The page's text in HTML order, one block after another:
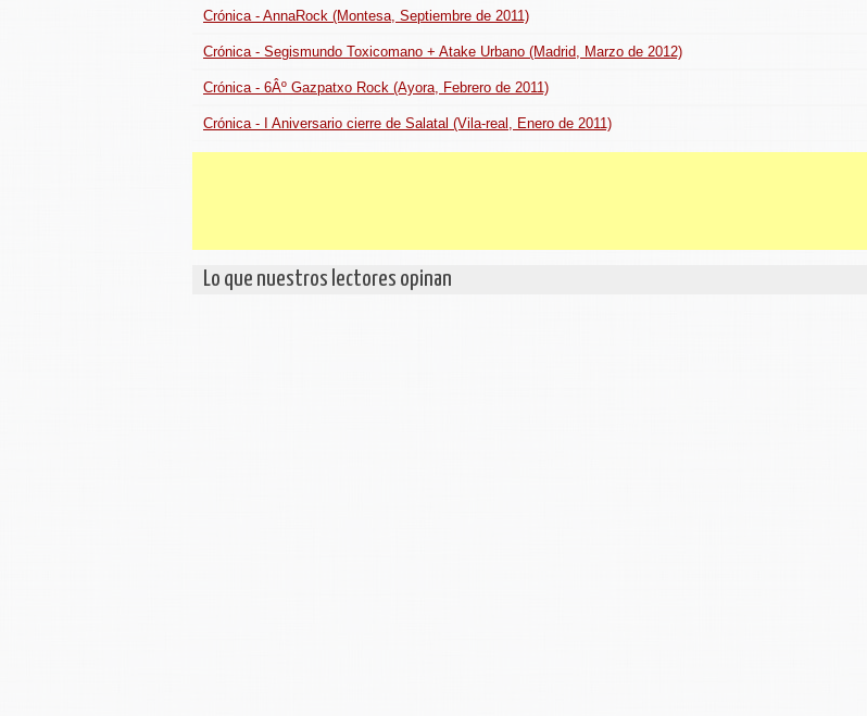
Crónica - AnnaRock (Montesa, Septiembre de 2011)
Crónica - Segismundo Toxicomano + Atake Urbano (Madrid, Marzo de 2012)
Crónica - 6Âº Gazpatxo Rock (Ayora, Febrero de 2011)
Crónica - I Aniversario cierre de Salatal (Vila-real, Enero de 2011)
Lo que nuestros lectores opinan